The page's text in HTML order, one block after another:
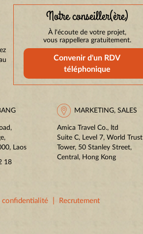
Notre conseiller(ère)
À l'écoute de votre projet,
vous rappellera gratuitement.
Convenir d'un RDV
téléphonique
Laos
18
MARKETING, SALES
Amica Travel Co., ltd
Suite C, Level 7, World Trust
Tower, 50 Stanley Street,
Central, Hong Kong
confidentialité Recrutement